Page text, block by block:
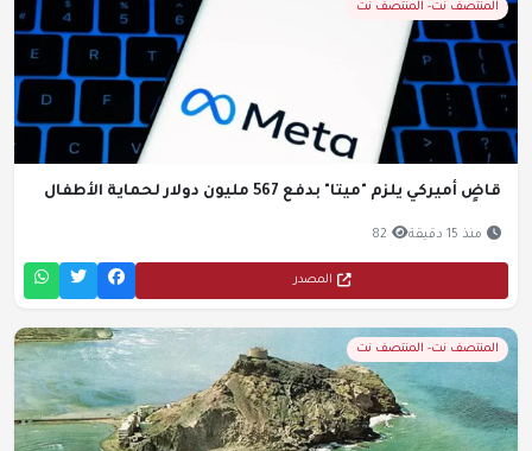
المنتصف نت- المنتصف نت
قاضٍ أميركي يلزم "ميتا" بدفع 567 مليون دولار لحماية الأطفال
منذ 15 دقيقة 82
المصدر
المنتصف نت- المنتصف نت